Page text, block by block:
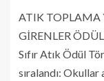
ATIK TOPLAMA
GİRENLER
Sıfır Atık Ödül
sıralandı: